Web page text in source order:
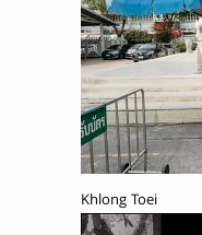
Khlong Toei